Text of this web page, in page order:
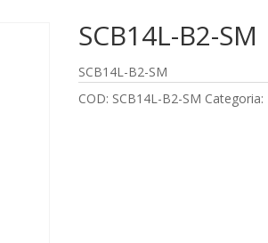
SCB14L-B2-SM
SCB14L-B2-SM
COD: SCB14L-B2-SM Categoria: